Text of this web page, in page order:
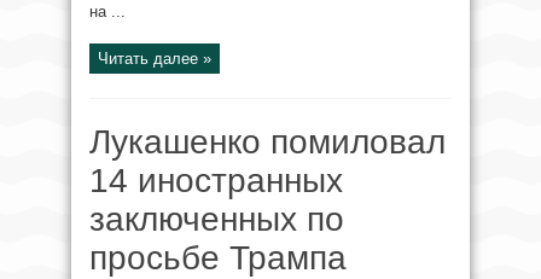
на ...
Читать далее »
Лукашенко помиловал
14 иностранных
заключенных по
просьбе Трампа